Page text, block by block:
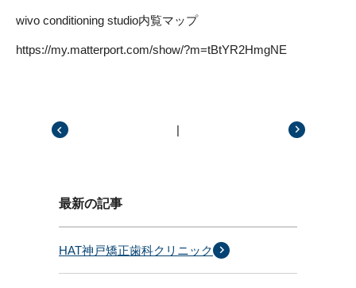
wivo conditioning studio内覧マップ
https://my.matterport.com/show/?m=tBtYR2HmgNE
|
最新の記事
HAT神戸矯正歯科クリニック